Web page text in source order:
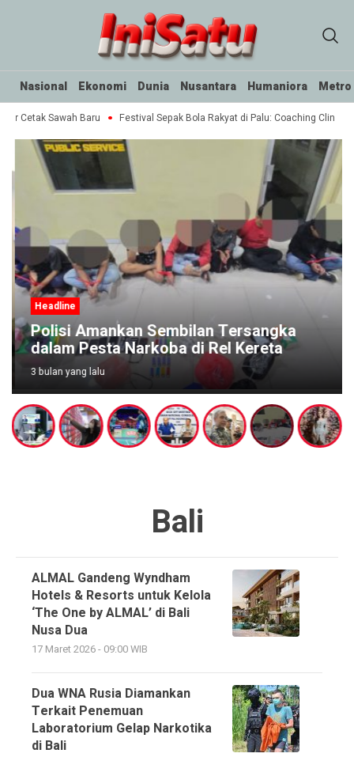
Nasional Ekonomi Dunia Nusantara Humaniora Metro
Cetak Sawah Baru Festival Sepak Bola Rakyat di Palu: Coaching Clinic
Headline
Polisi Amankan Sembilan Tersangka
dalam Pesta Narkoba di Rel Kereta
3 bulan yang lalu
Bali
ALMAL Gandeng Wyndham
Hotels & Resorts untuk Kelola
‘The One by ALMAL’ di Bali
Nusa Dua
17 Maret 2026 - 09:00 WIB
Dua WNA Rusia Diamankan
Terkait Penemuan
Laboratorium Gelap Narkotika
di Bali